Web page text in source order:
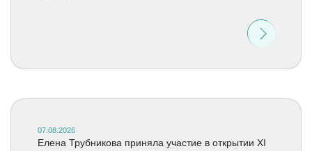
07.08.2026
Елена Трубникова приняла участие в открытии XI